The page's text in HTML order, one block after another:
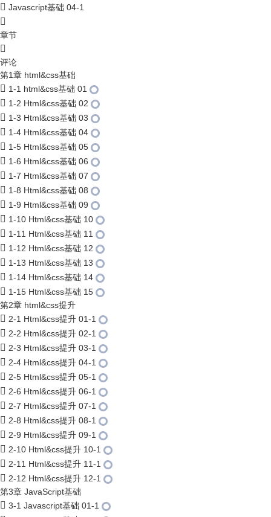
Javascript基础 04-1
章节
评论
第1章 html&css基础
1-1 html&css基础 01
1-2 Html&css基础 02
1-3 Html&css基础 03
1-4 Html&css基础 04
1-5 Html&css基础 05
1-6 Html&css基础 06
1-7 Html&css基础 07
1-8 Html&css基础 08
1-9 Html&css基础 09
1-10 Html&css基础 10
1-11 Html&css基础 11
1-12 Html&css基础 12
1-13 Html&css基础 13
1-14 Html&css基础 14
1-15 Html&css基础 15
第2章 html&css提升
2-1 Html&css提升 01-1
2-2 Html&css提升 02-1
2-3 Html&css提升 03-1
2-4 Html&css提升 04-1
2-5 Html&css提升 05-1
2-6 Html&css提升 06-1
2-7 Html&css提升 07-1
2-8 Html&css提升 08-1
2-9 Html&css提升 09-1
2-10 Html&css提升 10-1
2-11 Html&css提升 11-1
2-12 Html&css提升 12-1
第3章 JavaScript基础
3-1 Javascript基础 01-1